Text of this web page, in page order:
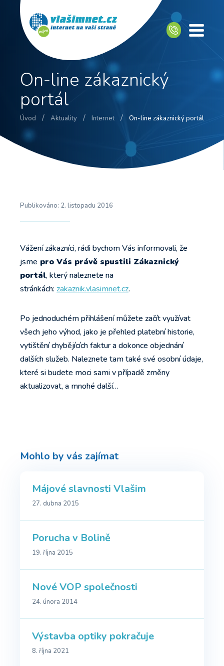
On-line zákaznický
portál
Úvod / Aktuality / Internet / On-line zákaznický portál
Publikováno: 2. listopadu 2016
Vážení zákazníci, rádi bychom Vás informovali, že
jsme pro Vás právě spustili Zákaznický
portál, který naleznete na
stránkách: zakaznik.vlasimnet.cz.
Po jednoduchém přihlášení můžete začít využívat
všech jeho výhod, jako je přehled platební historie,
vytištění chybějících faktur a dokonce objednání
dalších služeb. Naleznete tam také své osobní údaje,
které si budete moci sami v případě změny
aktualizovat, a mnohé další…
Mohlo by vás zajímat
Májové slavnosti Vlašim
27. dubna 2015
Porucha v Bolině
19. října 2015
Nové VOP společnosti
24. února 2014
Výstavba optiky pokračuje
8. října 2021